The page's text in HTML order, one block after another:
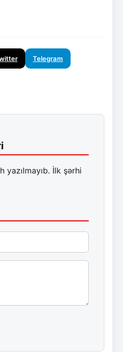
Telegram
yazılmayıb. İlk şərhi